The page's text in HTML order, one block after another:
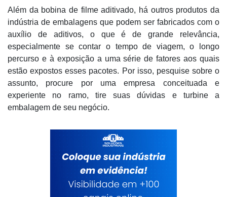
Além da bobina de filme aditivado, há outros produtos da
indústria de embalagens que podem ser fabricados com o
auxílio de aditivos, o que é de grande relevância,
especialmente se contar o tempo de viagem, o longo
percurso e à exposição a uma série de fatores aos quais
estão expostos esses pacotes. Por isso, pesquise sobre o
assunto, procure por uma empresa conceituada e
experiente no ramo, tire suas dúvidas e turbine a
embalagem de seu negócio.